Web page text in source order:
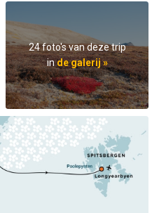
24 foto's van deze trip
inde galerij »